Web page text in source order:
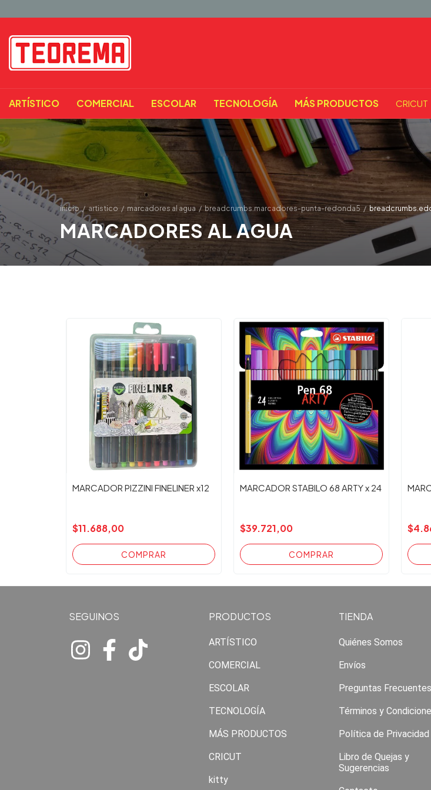
ARTÍSTICO COMERCIAL ESCOLAR TECNOLOGÍA MÁS PRODUCTOS CRICUT
inicio / artistico / marcadores al agua / breadcrumbs.marcadores-punta-redonda5 /
MARCADORES AL AGUA
MARCADOR PIZZINI FINELINER x12
$11.688,00
MARCADOR STABILO 68 ARTY x 24
$39.721,00
SEGUINOS PRODUCTOS
ARTÍSTICO
COMERCIAL
ESCOLAR
TECNOLOGÍA
MÁS PRODUCTOS
CRICUT
kitty
TIENDA
Quiénes Somos
Envíos
Preguntas Frecuentes
Términos y
Política de Privacidad
Libro de Quejas y
Sugerencias